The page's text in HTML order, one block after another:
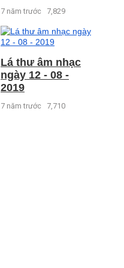
7 năm trước 7,829
Lá thư âm nhạc
ngày 12 - 08 -
2019
7 năm trước 7,710